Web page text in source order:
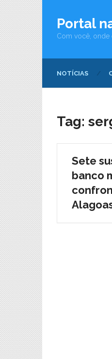
Portal
Com você, onde
NOTÍCIAS
Tag:
Sete
banco